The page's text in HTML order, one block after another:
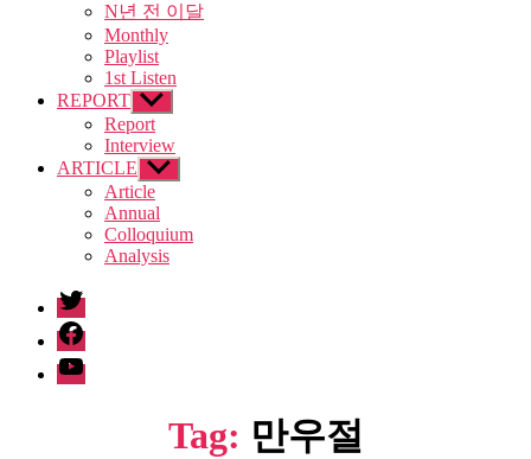
N년 전 이달
Monthly
Playlist
1st Listen
REPORT Show
sub
menu
Report
Interview
ARTICLE Show
sub
menu
Article
Annual
Colloquium
Analysis
twitter
facebook
Youtube
Tag: 만우절